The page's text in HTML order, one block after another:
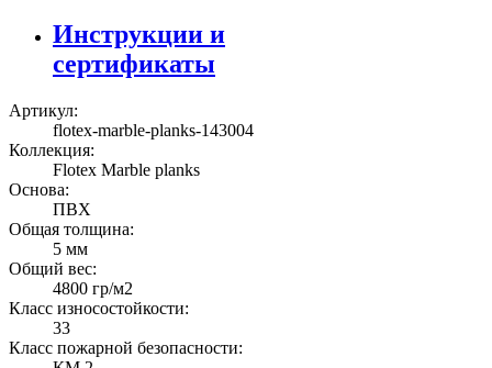
Инструкции и
сертификаты
Артикул:
flotex-marble-planks-143004
Коллекция:
Flotex Marble planks
Основа:
ПВХ
Общая толщина:
5 мм
Общий вес:
4800 гр/м2
Класс износостойкости:
33
Класс пожарной безопасности: